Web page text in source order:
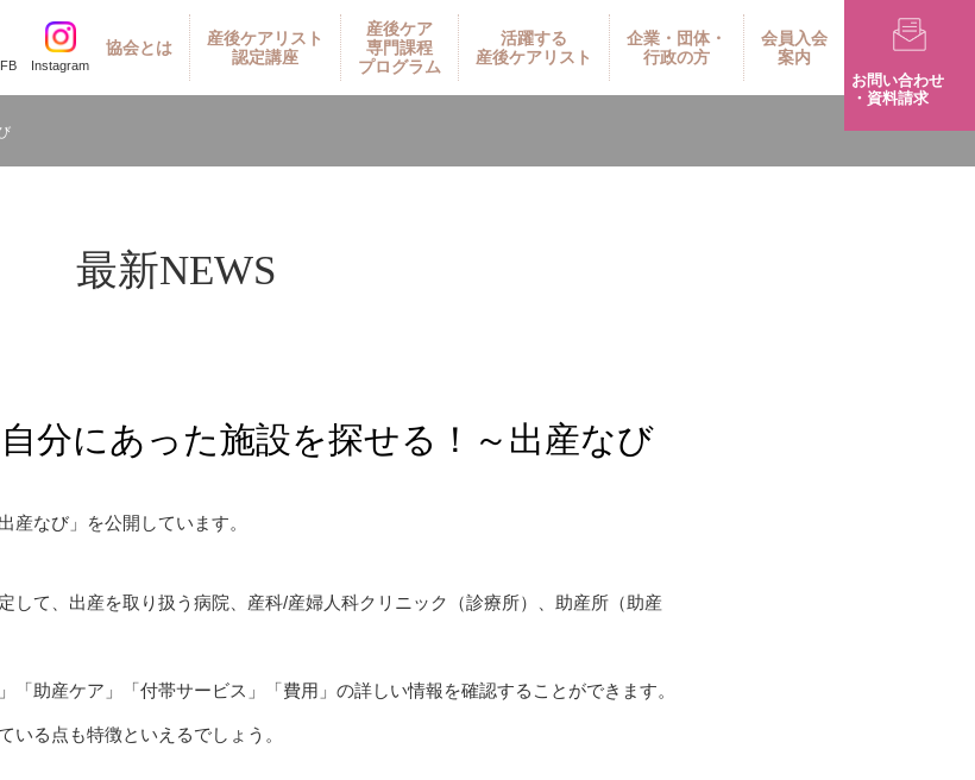
FB Instagram
協会とは
産後ケアリスト
認定講座
産後ケア
専門課程
プログラム
活躍する
産後ケアリスト
企業・団体・
行政の方
会員入会
案内
お問い合わせ
・資料請求
最新NEWS
分にあった施設を探せる！～出産なび
産なび」を公開しています。
して、出産を取り扱う病院、産科/産婦人科クリニック（診療所）、助産所（助産
「助産ケア」「付帯サービス」「費用」の詳しい情報を確認することができます。
いる点も特徴といえるでしょう。